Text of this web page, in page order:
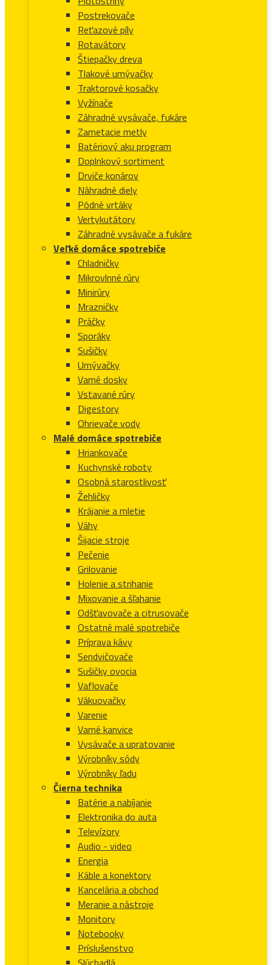
Postrekovače
Reťazové píly
Rotavátory
Štiepačky dreva
Tlakové umývačky
Traktorové kosačky
Vyžínače
Záhradné vysávače, fukáre
Zametacie metly
Batériový aku program
Doplnkový sortiment
Drviče konárov
Náhradné diely
Pôdné vrtáky
Vertykutátory
Záhradné vysávače a fukáre
Veľké domáce spotrebiče
Chladničky
Mikrovlnné rúry
Minirúry
Mrazničky
Práčky
Sporáky
Sušičky
Umývačky
Varné dosky
Vstavané rúry
Digestory
Ohrievače vody
Malé domáce spotrebiče
Hriankovače
Kuchynské roboty
Osobná starostlivosť
Žehličky
Krájanie a mletie
Váhy
Šijacie stroje
Pečenie
Grilovanie
Holenie a strihanie
Mixovanie a šľahanie
Odšťavovače a citrusovače
Ostatné malé spotrebiče
Príprava kávy
Sendvičovače
Sušičky ovocia
Vaflovače
Vákuovačky
Varenie
Varné kanvice
Vysávače a upratovanie
Výrobníky sódy
Výrobníky ľadu
Čierna technika
Batérie a nabíjanie
Elektronika do auta
Televízory
Audio - video
Energia
Káble a konektory
Kancelária a obchod
Meranie a nástroje
Monitory
Notebooky
Príslušenstvo